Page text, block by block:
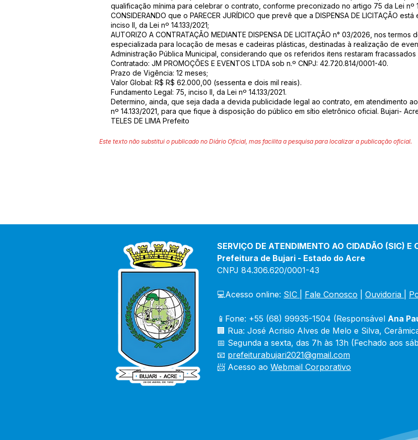
qualificação mínima para celebrar o contrato, conforme preconizado no artigo 75 da Lei nº
CONSIDERANDO que o PARECER JURÍDICO que prevê que a DISPENSA DE LICITAÇÃO
inciso II, da Lei nº 14.133/2021;
AUTORIZO A CONTRATAÇÃO MEDIANTE DISPENSA DE LICITAÇÃO n° 03/2026, nos
especializada para locação de mesas e cadeiras plásticas, destinadas à realização de
Administração Pública Municipal, considerando que os referidos itens restaram
Contratado: JM PROMOÇÕES E EVENTOS LTDA sob n.º CNPJ: 42.720.814/0001-40.
Prazo de Vigência: 12 meses;
Valor Global: R$ R$ 62.000,00 (sessenta e dois mil reais).
Fundamento Legal: 75, inciso II, da Lei nº 14.133/2021.
Determino, ainda, que seja dada a devida publicidade legal ao contrato, em atendimento
nº 14.133/2021, para que fique à disposição do público em sítio eletrônico oficial. Bujari-
TELES DE LIMA Prefeito
Este texto não substitui o publicado no Diário Oficial, mas facilita a pesquisa para localizar a publicação oficial.
SERVIÇO DE ATENDIMENTO AO CIDADÃO (SIC) E
Prefeitura de Bujari - Estado do Acre
CNPJ 84.306.620/0001-43
💻Acesso online: SIC Fale Conosco Ouvidoria
📱Fone: +55 (68) 99935-1504 (Responsável Ana
🏢 Rua: José Acrisio Alves de Melo e Silva,
📅 Segunda a sexta, das 7h às 13h (Fechado aos
📧 prefeiturabujari2021@gmail.com
📨 Acesso ao Webmail Corporativo